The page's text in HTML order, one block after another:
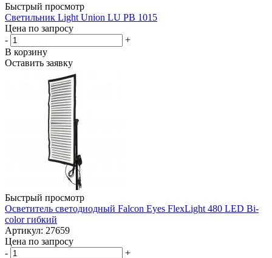
Быстрый просмотр
Светильник Light Union LU PB 1015
Цена по запросу
-
+
В корзину
Оставить заявку
Быстрый просмотр
Осветитель светодиодный Falcon Eyes FlexLight 480 LED Bi-
color гибкий
Артикул: 27659
Цена по запросу
-
+